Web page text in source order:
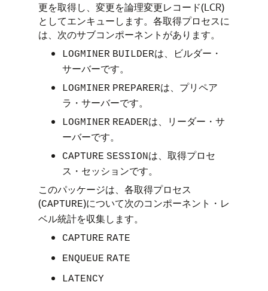
更を取得し、変更を論理変更レコード(LCR)
としてエンキューします。各取得プロセスに
は、次のサブコンポーネントがあります。
LOGMINER BUILDERは、ビルダー・
サーバーです。
LOGMINER PREPARERは、プリペア
ラ・サーバーです。
LOGMINER READERは、リーダー・サ
ーバーです。
CAPTURE SESSIONは、取得プロセ
ス・セッションです。
このパッケージは、各取得プロセス
(CAPTURE)について次のコンポーネント・レ
ベル統計を収集します。
CAPTURE RATE
ENQUEUE RATE
LATENCY